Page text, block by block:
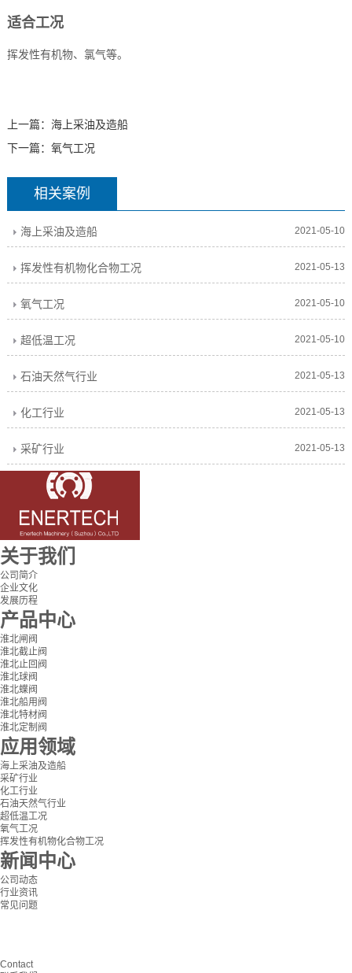
适合工况
挥发性有机物、氯气等。
上一篇： 海上采油及造船
下一篇： 氧气工况
相关案例
海上采油及造船 2021-05-10
挥发性有机物化合物工况 2021-05-13
氧气工况 2021-05-10
超低温工况 2021-05-10
石油天然气行业 2021-05-13
化工行业 2021-05-13
采矿行业 2021-05-13
关于我们
公司简介
企业文化
发展历程
产品中心
淮北闸阀
淮北截止阀
淮北止回阀
淮北球阀
淮北蝶阀
淮北船用阀
淮北特材阀
淮北定制阀
应用领域
海上采油及造船
采矿行业
化工行业
石油天然气行业
超低温工况
氧气工况
挥发性有机物化合物工况
新闻中心
公司动态
行业资讯
常见问题
Contact